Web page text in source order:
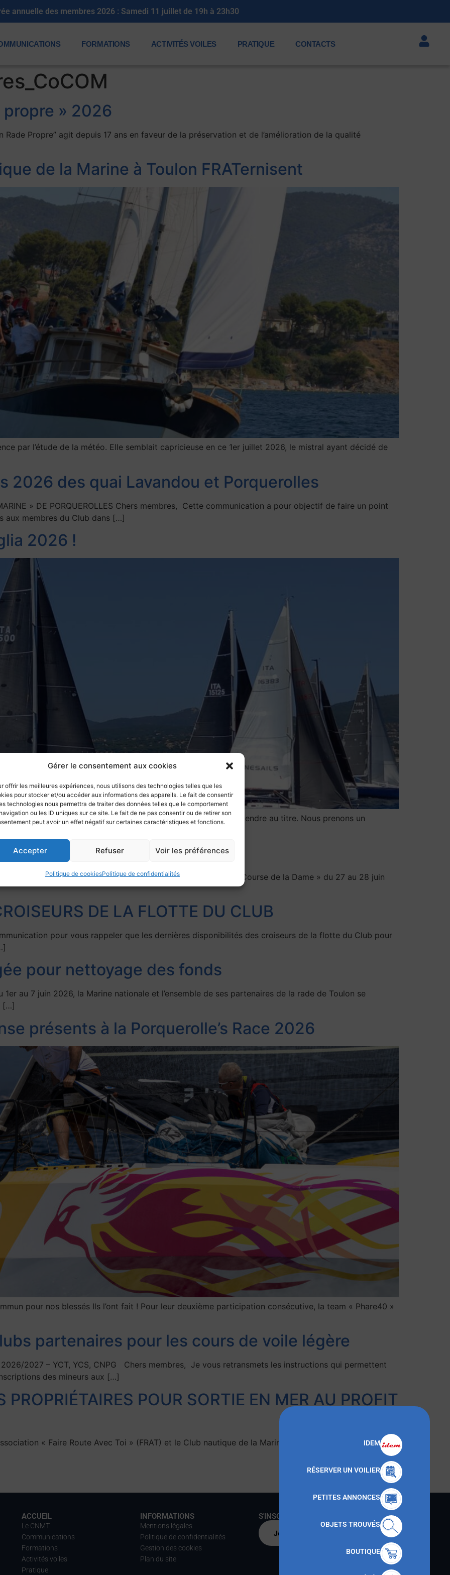
Gérer le consentement aux cookies
offrir les meilleures expériences, nous utilisons des technologies telles que les
pour stocker et/ou accéder aux informations des appareils. Le fait de consentir
technologies nous permettra de traiter des données telles que le comportement
ou les ID uniques sur ce site. Le fait de ne pas consentir ou de retirer son
peut avoir un effet négatif sur certaines caractéristiques et fonctions.
Accepter Refuser Voir les préférences
Politique de cookiesPolitique de confidentialités
annuelle des membres 2026 : Samedi 11 juillet de 19h à 23h30
FORMATIONS ACTIVITÉS VOILES PRATIQUE CONTACTS
propre » 2026
Rade Propre” agit depuis 17 ans en faveur de la préservation et de l’amélioration de la qualité
de la Marine à Toulon FRATernisent
par l’étude de la météo. Elle semblait capricieuse en ce 1er juillet 2026, le mistral ayant décidé de
2026 des quai Lavandou et Porquerolles
» DE PORQUEROLLES Chers membres, Cette communication a pour objectif de faire un point
aux membres du Club dans […]
2026 !
conditions de petit temps nombre de voiliers pouvaient prétendre au titre. Nous prenons un
et 28 juin 2026
avis de courses et bulletin d’inscription pour participer à la « Course de la Dame » du 27 au 28 juin
DE LA FLOTTE DU CLUB
pour vous rappeler que les dernières disponibilités des croiseurs de la flotte du Club pour
pour nettoyage des fonds
au 7 juin 2026, la Marine nationale et l’ensemble de ses partenaires de la rade de Toulon se
[…]
présents à la Porquerolle’s Race 2026
pour nos blessés Ils l’ont fait ! Pour leur deuxième participation consécutive, la team « Phare40 »
partenaires pour les cours de voile légère
2026/2027 – YCT, YCS, CNPG Chers membres, Je vous retransmets les instructions qui permettent
des mineurs aux […]
PROPRIÉTAIRES POUR SORTIE EN MER AU PROFIT
« Faire Route Avec Toi » (FRAT) et le Club nautique de la Marine de Toulon ont cosigné une
Prochain→
IDEM
RÉSERVER UN VOILIER
PETITES ANNONCES
OBJETS TROUVÉS
BOUTIQUE
ACCUEIL
Le CNMT
Communications
Formations
Activités voiles
Pratique
INFORMATIONS
Mentions légales
Politique de confidentialités
Gestion des cookies
Plan du site
S'INSCRIRE AU CNMT
Je m'inscris par